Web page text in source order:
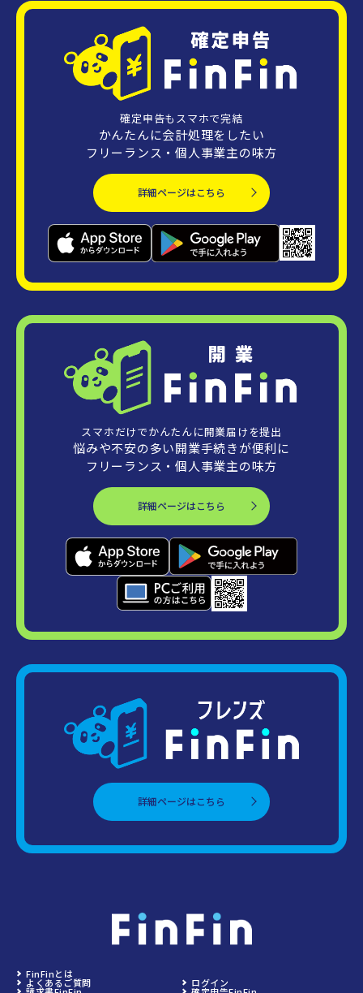
確定申告もスマホで完結
かんたんに会計処理をしたい
フリーランス・個人事業主の味方
詳細ページはこちら
スマホだけでかんたんに開業届けを提出
悩みや不安の多い開業手続きが便利に
フリーランス・個人事業主の味方
詳細ページはこちら
詳細ページはこちら
FinFinとは
よくあるご質問 ログイン